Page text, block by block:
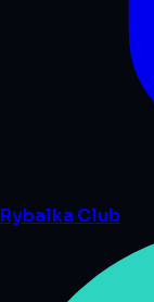
Rybalka Club